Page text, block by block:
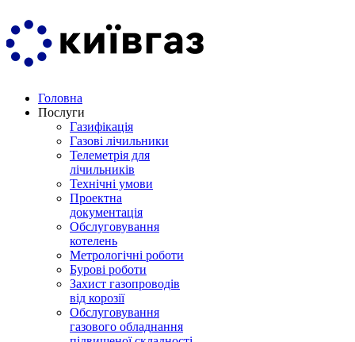
Головна
Послуги
Газифікація
Газові лічильники
Телеметрія для
лічильників
Технічні умови
Проектна
документація
Обслуговування
котелень
Метрологічні роботи
Бурові роботи
Захист газопроводів
від корозії
Обслуговування
газового обладнання